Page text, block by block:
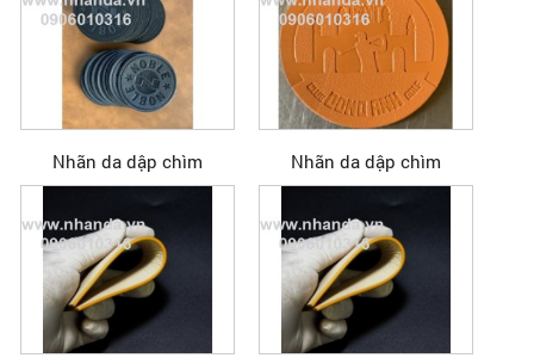
Nhãn da dập chìm Nhãn da dập chìm